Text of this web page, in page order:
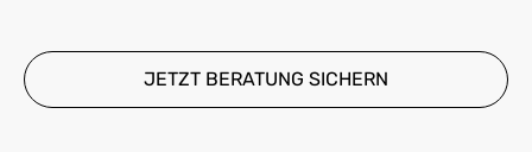
JETZT BERATUNG SICHERN